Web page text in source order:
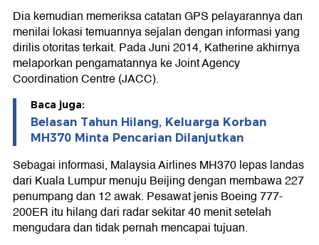
Dia kemudian memeriksa catatan GPS pelayarannya dan
menilai lokasi temuannya sejalan dengan informasi yang
dirilis otoritas terkait. Pada Juni 2014, Katherine akhirnya
melaporkan pengamatannya ke Joint Agency
Coordination Centre (JACC).
Baca juga:
Belasan Tahun Hilang, Keluarga Korban
MH370 Minta Pencarian Dilanjutkan
Sebagai informasi, Malaysia Airlines MH370 lepas landas
dari Kuala Lumpur menuju Beijing dengan membawa 227
penumpang dan 12 awak. Pesawat jenis Boeing 777-
200ER itu hilang dari radar sekitar 40 menit setelah
mengudara dan tidak pernah mencapai tujuan.